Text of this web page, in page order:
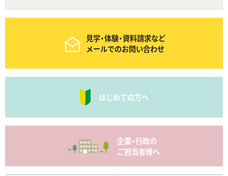
見学・体験・資料請求など
メールでのお問い合わせ
はじめての方へ
企業・行政の
ご担当者様へ